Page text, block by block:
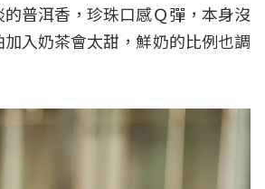
普洱香，珍珠口感Ｑ彈，本身沒
入奶茶會太甜，鮮奶的比例也調